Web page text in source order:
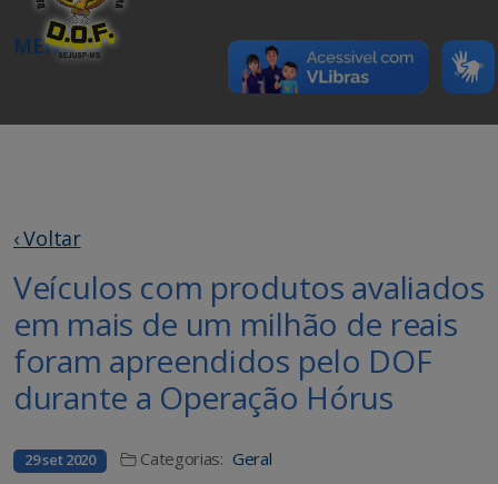
MENU
‹ Voltar
Veículos com produtos avaliados
em mais de um milhão de reais
foram apreendidos pelo DOF
durante a Operação Hórus
29 set 2020 Categorias: Geral